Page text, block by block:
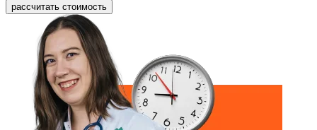
рассчитать стоимость